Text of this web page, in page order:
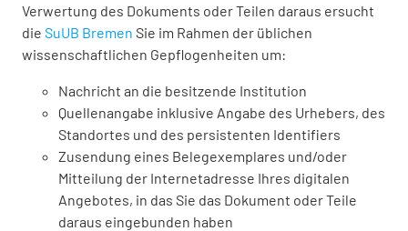
Verwertung des Dokuments oder Teilen daraus ersucht
die SuUB Bremen Sie im Rahmen der üblichen
wissenschaftlichen Gepflogenheiten um:
Nachricht an die besitzende Institution
Quellenangabe inklusive Angabe des Urhebers, des
Standortes und des persistenten Identifiers
Zusendung eines Belegexemplares und/oder
Mitteilung der Internetadresse Ihres digitalen
Angebotes, in das Sie das Dokument oder Teile
daraus eingebunden haben